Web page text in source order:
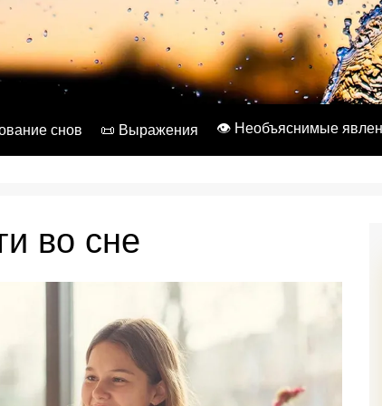
снов 📜 Выражения 👁️ Необъяснимые
во сне